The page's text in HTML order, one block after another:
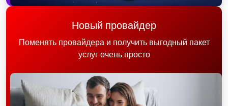
Новый провайдер
Поменять провайдера и получить выгодный пакет
услуг очень просто